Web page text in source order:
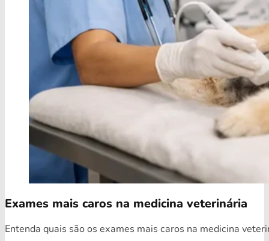
Exames mais caros na medicina veterinária
Entenda quais são os exames mais caros na medicina